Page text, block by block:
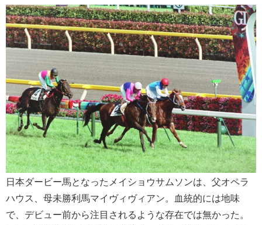
日本ダービー馬となったメイショウサムソンは、父オペラ
ハウス、母未勝利馬マイヴィヴィアン。血統的には地味
で、デビュー前から注目されるような存在では無かった。